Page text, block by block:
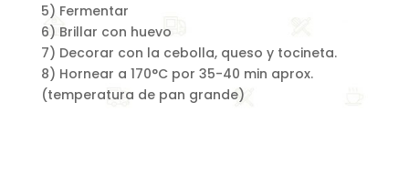
5) Fermentar
6) Brillar con huevo
7) Decorar con la cebolla, queso y tocineta.
8) Hornear a 170°C por 35-40 min aprox.
(temperatura de pan grande)